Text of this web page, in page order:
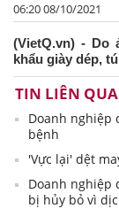
06:20 08/10/2021
(VietQ.vn) - Do
khẩu giày dép,
TIN LIÊN
Doanh nghiệp
bệnh
'Vực lại' dệt
Doanh nghiệp
bị hủy bỏ vì